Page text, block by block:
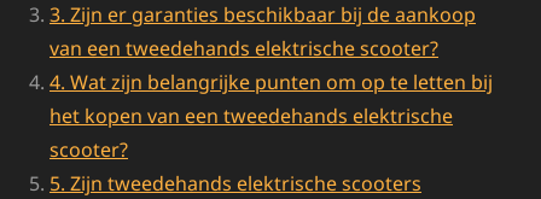
3. Zijn er garanties beschikbaar bij de aankoop
van een tweedehands elektrische scooter?
4. Wat zijn belangrijke punten om op te letten bij
het kopen van een tweedehands elektrische
scooter?
5. Zijn tweedehands elektrische scooters